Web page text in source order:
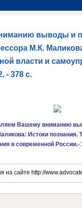
выводы и
М.К.
власти и
- 378 с.
Вашему вниманию
Истоки познания.
в современной
на сайте http://